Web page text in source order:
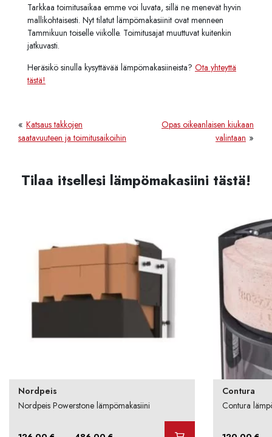
Tarkkaa toimitusaikaa emme voi luvata, sillä ne menevät hyvin
mallikohtaisesti. Nyt tilatut lämpömakasiinit ovat menneen
Tammikuun toiselle viikolle. Toimitusajat muuttuvat kuitenkin
jatkuvasti.
Heräsikö sinulla kysyttävää lämpömakasiineista? Ota yhteyttä
tästä!
« Katsaus takkojen
saatavuuteen ja toimitusaikoihin
Opas oikeanlaisen kiukaan
valintaan »
Tilaa itsellesi lämpömakasiini tästä!
Nordpeis
Nordpeis Powerstone lämpömakasiini
Contura
Contura